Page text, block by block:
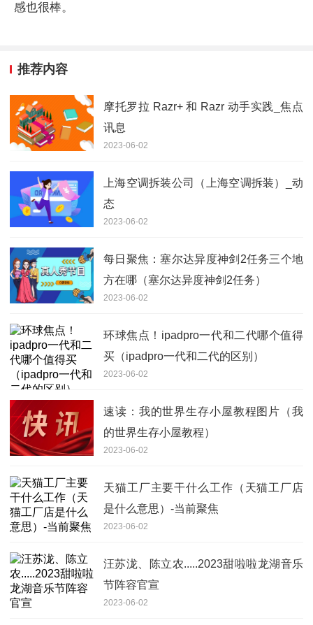
感也很棒。
推荐内容
摩托罗拉 Razr+ 和 Razr 动手实践_焦点
讯息
2023-06-02
上海空调拆装公司（上海空调拆装）_动
态
2023-06-02
每日聚焦：塞尔达异度神剑2任务三个地
方在哪（塞尔达异度神剑2任务）
2023-06-02
环球焦点！ipadpro一代和二代哪个值得
买（ipadpro一代和二代的区别）
2023-06-02
速读：我的世界生存小屋教程图片（我
的世界生存小屋教程）
2023-06-02
天猫工厂主要干什么工作（天猫工厂店
是什么意思）-当前聚焦
2023-06-02
汪苏泷、陈立农.....2023甜啦啦龙湖音乐
节阵容官宣
2023-06-02